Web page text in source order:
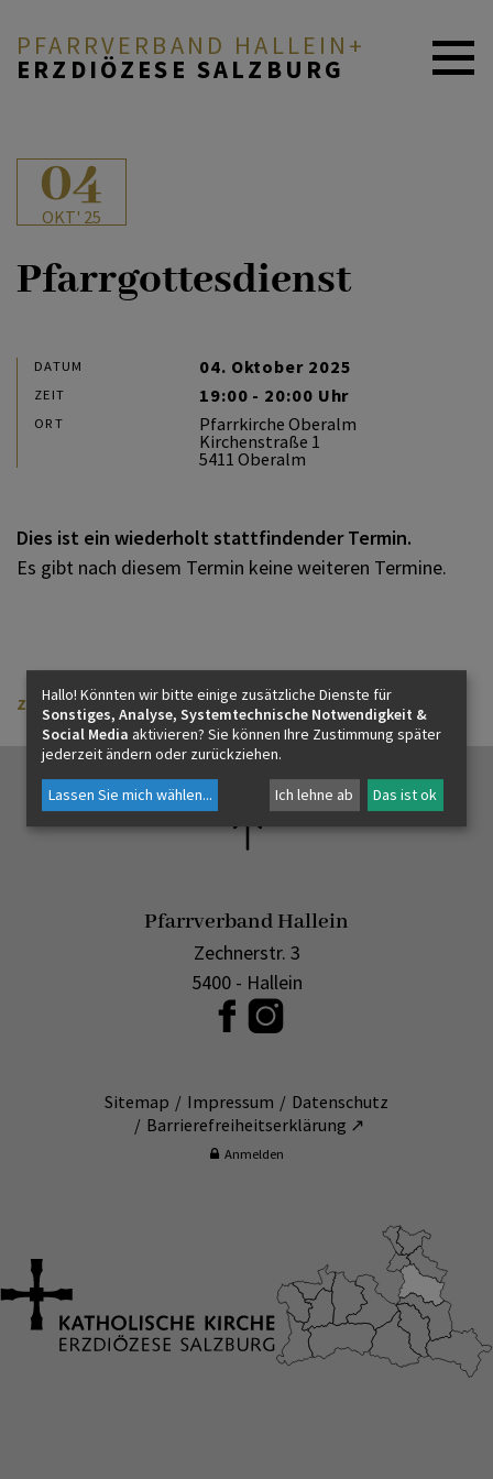
PFARRVERBAND HALLEIN+
ERZDIÖZESE SALZBURG
ICH MÖCHTE ...
GLAUBE & FEIERN
KONTAKT
04
OKT' 25
Pfarrgottesdienst
DATUM 04. Oktober 2025
ZEIT 19:00 - 20:00 Uhr
ORT
Pfarrkirche Oberalm
Kirchenstraße 1
5411 Oberalm
Dies ist ein wiederholt stattfindender Termin.
Es gibt nach diesem Termin keine weiteren Termine.
zurück
Pfarrverband Hallein
Zechnerstr. 3
5400 - Hallein
Sitemap Impressum
Datenschutz
Barrierefreiheitserklärung ↗
Anmelden
Hallo! Könnten wir bitte einige zusätzliche Dienste für
Sonstiges, Analyse, Systemtechnische Notwendigkeit &
Social Media aktivieren? Sie können Ihre Zustimmung später
jederzeit ändern oder zurückziehen.
Lassen Sie mich wählen... Ich lehne ab Das ist ok